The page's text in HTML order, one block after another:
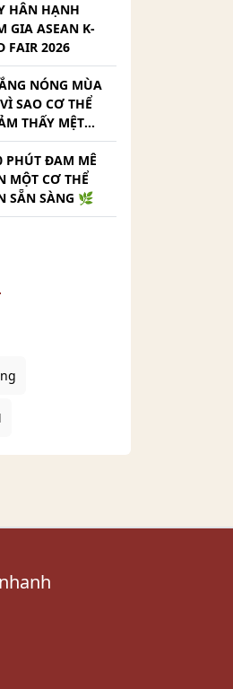
🌞
HÂN HẠNH
GIA ASEAN K-
FAIR 2026
NÓNG MÙA
SAO CƠ THỂ
THẤY MỆT
?
PHÚT ĐAM MÊ
MỘT CƠ THỂ
SẴN SÀNG 🌿